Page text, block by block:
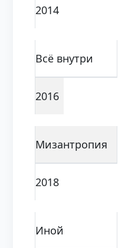
2014
Всё внутри
2016
Мизантропия
2018
Иной